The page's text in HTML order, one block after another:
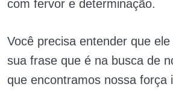
com fervor e determinação.
Você precisa entender que
sua frase que é na busca de
que encontramos nossa força